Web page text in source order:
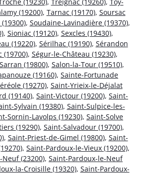
(19200), Tarnac (19170), Soursac
, Soudaine-Lavinadière (19370),
, Sioniac (19120), Sexcles (19430),
(19220), Sérilhac (19190), Sérandon
(19700), Ségur-le-Château (19230),
Sarran (19800), Salon-la-Tour (19510),
(19160), Sainte-Fortunade
(19270), Saint-Yrieix-le-Déjalat
(19140), Saint-Victour (19200), Saint-
Sylvain (19380), Saint-Sulpice-les-
Sornin-Lavolps (19230), Saint-Solve
(19290), Saint-Salvadour (19700),
, Saint-Priest-de-Gimel (19800), Saint-
, Saint-Pardoux-le-Vieux (19200),
(23200), Saint-Pardoux-le-Neuf
la-Croisille (19320), Saint-Pardoux-